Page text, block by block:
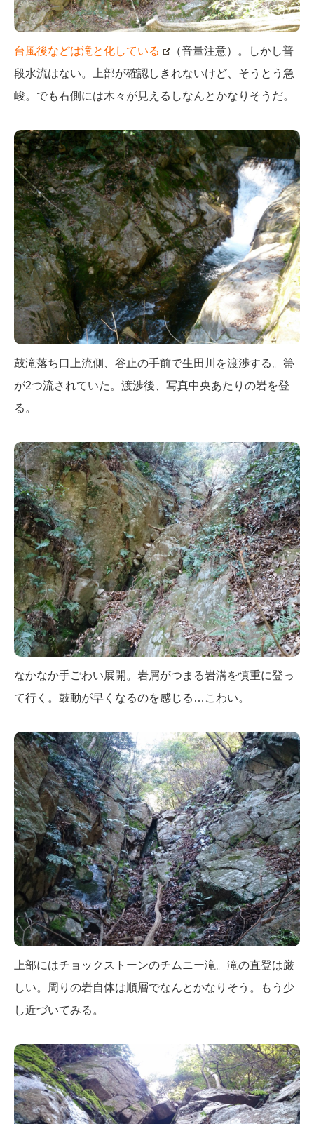
台風後などは滝と化している
（音量注意）。しかし普
段水流はない。上部が確認しきれないけど、そうとう急
峻。でも右側には木々が見えるしなんとかなりそうだ。
鼓滝落ち口上流側、谷止の手前で生田川を渡渉する。箒
が2つ流されていた。渡渉後、写真中央あたりの岩を登
る。
なかなか手ごわい展開。岩屑がつまる岩溝を慎重に登っ
て行く。鼓動が早くなるのを感じる…こわい。
上部にはチョックストーンのチムニー滝。滝の直登は厳
しい。周りの岩自体は順層でなんとかなりそう。もう少
し近づいてみる。